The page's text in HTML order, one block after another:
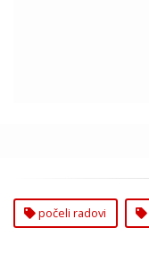
počeli radovi